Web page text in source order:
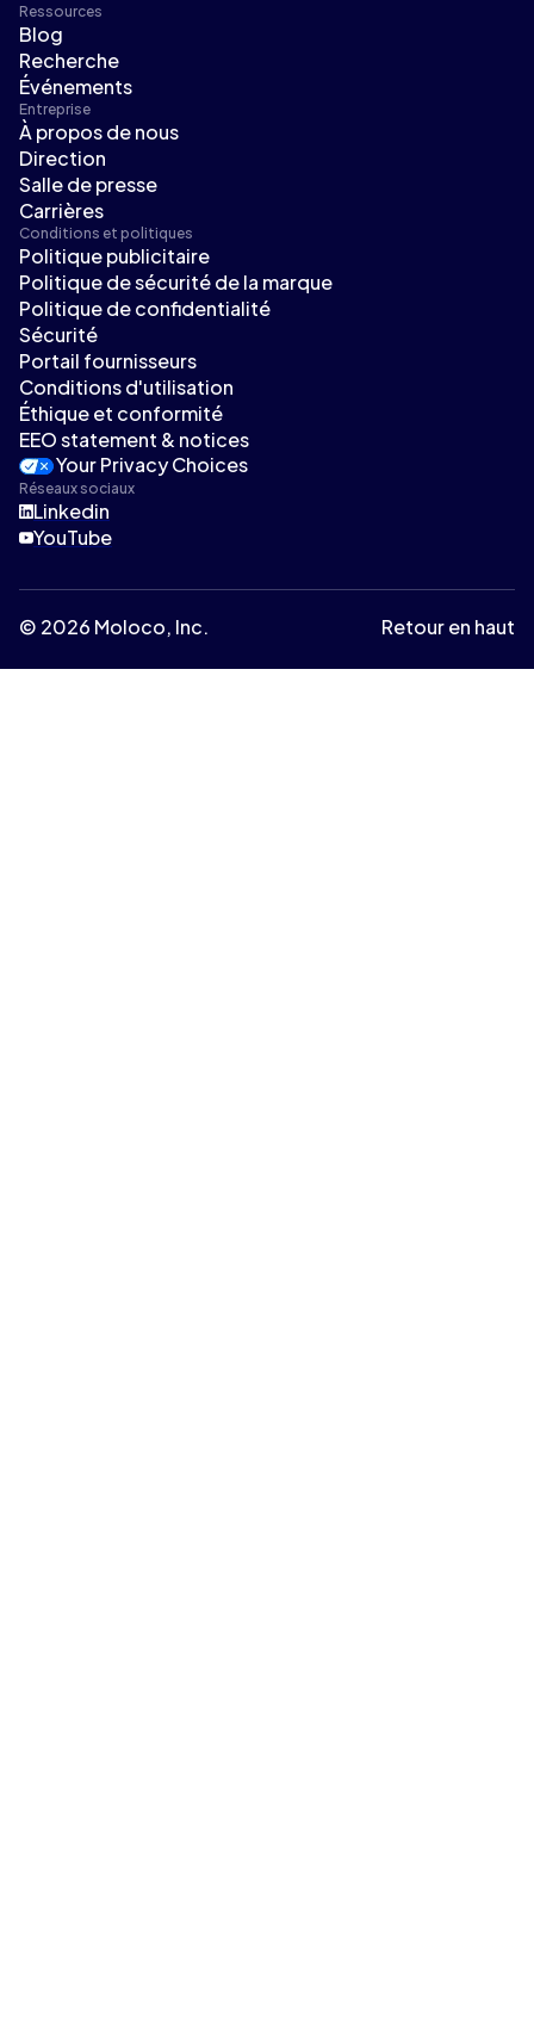
Ressources
Blog
Recherche
Événements
Entreprise
À propos de nous
Direction
Salle de presse
Carrières
Conditions et politiques
Politique publicitaire
Politique de sécurité de la marque
Politique de confidentialité
Sécurité
Portail fournisseurs
Conditions d'utilisation
Éthique et conformité
EEO statement & notices
Your Privacy Choices
Réseaux sociaux
Linkedin
YouTube
© 2026 Moloco, Inc. Retour en haut